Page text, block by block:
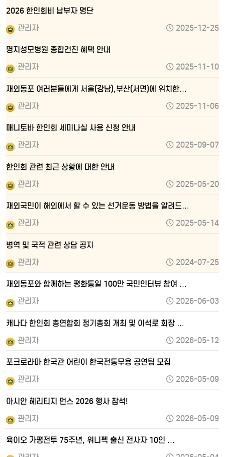
2026 한인회비 납부자 명단
관리자
2025-12-25
명지성모병원 종합건진 혜택 안내
관리자
2025-11-10
재외동포 여러분들에게 서울(강남),부산(서면)에 위치한…
관리자
2025-11-06
매니토바 한인회 세미나실 사용 신청 안내
관리자
2025-09-07
한인회 관련 최근 상황에 대한 안내
관리자
2025-05-20
재외국민이 해외에서 할 수 있는 선거운동 방법을 알려드…
관리자
2025-05-14
병역 및 국적 관련 상담 공지
관리자
2024-07-25
재외동포와 함께하는 평화통일 100만 국민인터뷰 참여 …
관리자
2026-06-03
캐나다 한인회 총연합회 정기총회 개최 및 이석로 회장 …
관리자
2026-05-12
포크로라마 한국관 어린이 한국전통무용 공연팀 모집
관리자
2026-05-09
아시안 헤리티지 먼스 2026 행사 참석!
관리자
2026-05-09
육이오 가평전투 75주년, 위니펙 출신 전사자 10인 …